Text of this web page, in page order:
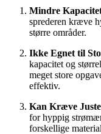
Mindre
sprederen kræve
større områder.
Ikke Egnet til
kapacitet og
meget store
effektiv.
Kan Kræve
for hyppig
forskellige